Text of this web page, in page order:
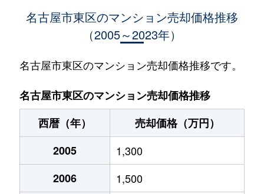
4,200万円
高岳
泉
1,100万円
高岳
泉
1,400万円
高岳
4,500万円
高岳
650万円
7,500万円
名古屋市東区のマンション売却価格推移
（2005～2023年）
名古屋市東区のマンション売却価格推移です。
名古屋市東区のマンション売却価格推移
西暦（年）
売却価格（万円）
2005
1,300
2006
1,500